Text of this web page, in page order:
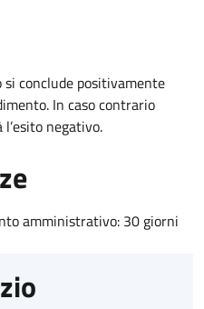
conclude positivamente
In caso contrario
negativo.
amministrativo: 30 giorni